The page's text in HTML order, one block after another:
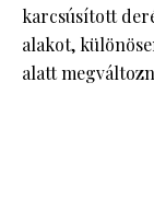
karcsúsított
alakot,
alatt